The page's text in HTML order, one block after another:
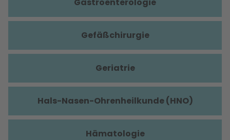
Gefäßchirurgie
Geriatrie
Hals-Nasen-Ohrenheilkunde (HNO)
Hämatologie